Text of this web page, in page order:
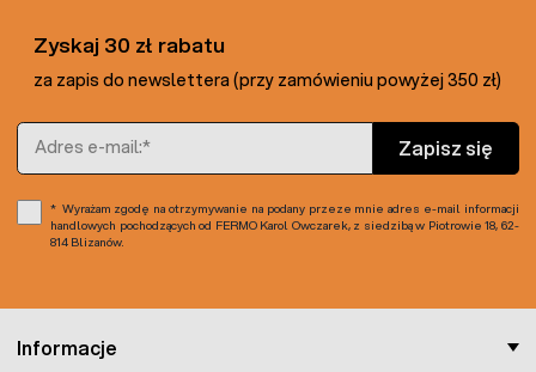
Informacje
Zyskaj 30 zł rabatu
za zapis do newslettera (przy zamówieniu powyżej 350 zł)
Adres e-mail
Zapisz się
Wyrażam zgodę na otrzymywanie na podany przeze mnie adres e-mail informacji
handlowych pochodzących od FERMO Karol Owczarek, z siedzibą w Piotrowie 18, 62-
814 Blizanów.